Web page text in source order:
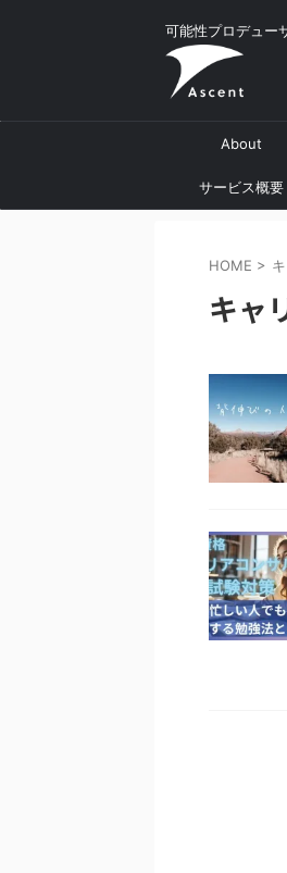
可能性プロデュー
About
サービス概要
HOME >
キャ